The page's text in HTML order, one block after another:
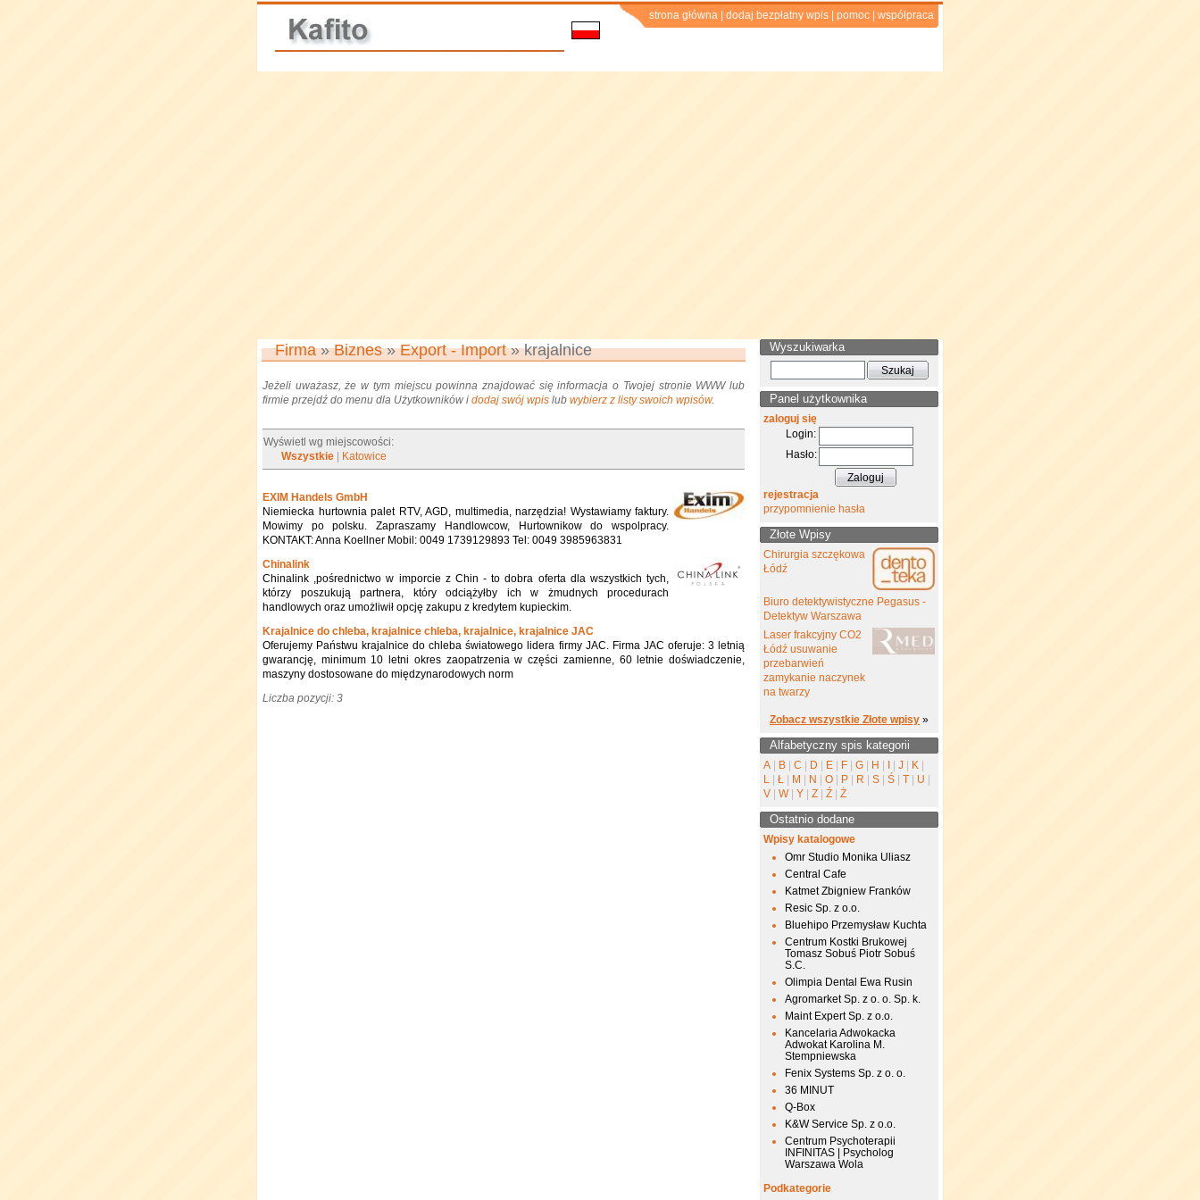
strona główna dodaj bezpłatny wpis pomoc współpraca
Firma»Biznes»Export - Import» krajalnice
Jeżeli uważasz, że w tym miejscu powinna znajdować się informacja o Twojej stronie WWW lub
firmie przejdź do menu dla Użytkowników i dodaj swój wpis lub wybierz z listy swoich wpisów.
Wyświetl wg miejscowości:
Wszystkie
Katowice
EXIM Handels GmbH
Niemiecka hurtownia palet RTV, AGD, multimedia, narzędzia! Wystawiamy faktury.
Mowimy po polsku. Zapraszamy Handlowcow, Hurtownikow do wspolpracy.
KONTAKT: Anna Koellner Mobil: 0049 1739129893 Tel: 0049 3985963831
Chinalink
Chinalink ,pośrednictwo w imporcie z Chin - to dobra oferta dla wszystkich tych,
którzy poszukują partnera, który odciążyłby ich w żmudnych procedurach
handlowych oraz umożliwił opcję zakupu z kredytem kupieckim.
Krajalnice do chleba, krajalnice chleba, krajalnice, krajalnice JAC
Oferujemy Państwu krajalnice do chleba światowego lidera firmy JAC. Firma JAC oferuje: 3 letnią
gwarancję, minimum 10 letni okres zaopatrzenia w części zamienne, 60 letnie doświadczenie,
maszyny dostosowane do międzynarodowych norm
Liczba pozycji: 3
Wyszukiwarka
Panel użytkownika
zaloguj się
Login:
Hasło:
rejestracja
przypomnienie hasła
Złote Wpisy
Chirurgia szczękowa
Łódź
Biuro detektywistyczne Pegasus -
Detektyw Warszawa
Laser frakcyjny CO2
Łódź usuwanie
przebarwień
zamykanie naczynek
na twarzy
Zobacz wszystkie Złote wpisy »
Alfabetyczny spis kategorii
A B C D E F G H J K
L
Ł M N O P R S Ś T U
V
W Y Z Ź Ż
Ostatnio dodane
Wpisy katalogowe
Omr Studio Monika Uliasz
Central Cafe
Katmet Zbigniew Franków
Resic Sp. z o.o.
Bluehipo Przemysław Kuchta
Centrum Kostki Brukowej
Tomasz Sobuś Piotr Sobuś
S.C.
Olimpia Dental Ewa Rusin
Agromarket Sp. z o. o. Sp. k.
Maint Expert Sp. z o.o.
Kancelaria Adwokacka
Adwokat Karolina M.
Stempniewska
Fenix Systems Sp. z o. o.
36 MINUT
Q-Box
K&W Service Sp. z o.o.
Centrum Psychoterapii
INFINITAS | Psycholog
Warszawa Wola
Podkategorie